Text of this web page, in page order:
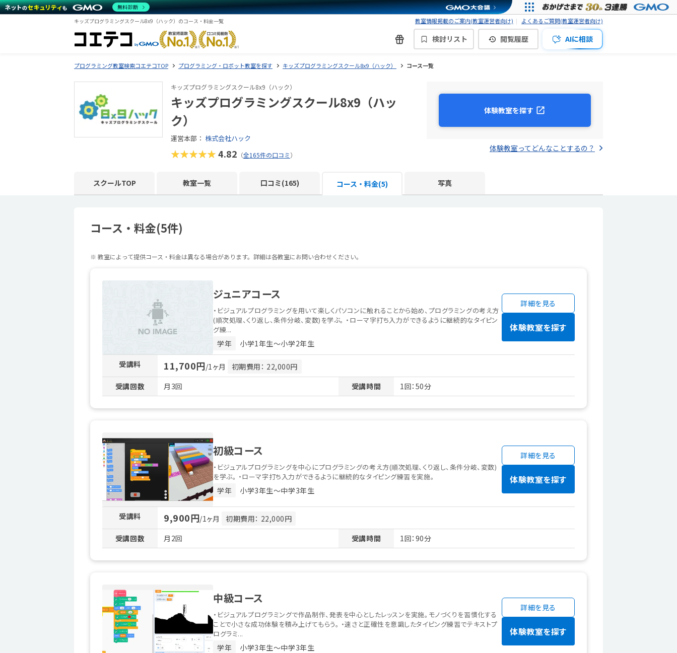
キッズプログラミングスクール8x9（ハック）のコース・料金一覧 教室情報掲載のご案内(教室運営者向け) よくあるご質問(教室運営者向け)
検討リスト 閲覧履歴 AIに相談
プログラミング教室検索コエテコTOP プログラミング・ロボット教室を探す キッズプログラミングスクール8x9（ハック） コース一覧
キッズプログラミングスクール8x9（ハック）
キッズプログラミングスクール8x9（ハッ
ク）
運営本部： 株式会社ハック
★★★★★4.82 （全165件の口コミ）
体験教室を探す
体験教室ってどんなことするの？
スクールTOP 教室一覧 口コミ(165) コース・料金(5) 写真
コース・料金(5件)
※ 教室によって提供コース・料金は異なる場合があります。詳細は各教室にお問い合わせください。
ジュニアコース
・ビジュアルプログラミングを用いて楽しくパソコンに触れることから始め、プログラミングの考え方
(順次処理、くり返し、条件分岐、変数)を学ぶ。 ・ローマ字打ち入力ができるように継続的なタイピン
グ練...
学年 小学1年生〜小学2年生
詳細を見る
体験教室を探す
受講料 11,700円/1ヶ月
初期費用： 22,000円
受講回数
月3回 受講時間 1回：50分
初級コース
・ビジュアルプログラミングを中心にプログラミングの考え方(順次処理、くり返し、条件分岐、変数)
を学ぶ。 ・ローマ字打ち入力ができるように継続的なタイピング練習を実施。
学年 小学3年生〜中学3年生
詳細を見る
体験教室を探す
受講料 9,900円/1ヶ月
初期費用： 22,000円
受講回数
月2回 受講時間 1回：90分
中級コース
・ビジュアルプログラミングで作品制作、発表を中心としたレッスンを実施。モノづくりを習慣化する
ことで小さな成功体験を積み上げてもらう。 ・速さと正確性を意識したタイピング練習でテキストプ
ログラミ...
学年 小学3年生〜中学3年生
詳細を見る
体験教室を探す
無料診断